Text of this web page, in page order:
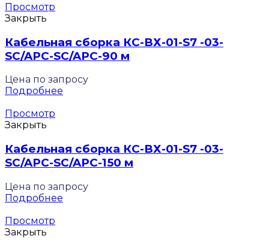
Просмотр
Закрыть
Кабельная сборка КС-ВХ-01-S7 -03-
SC/APC-SC/APC-90 м
Цена по запросу
Подробнее
Просмотр
Закрыть
Кабельная сборка КС-ВХ-01-S7 -03-
SC/APC-SC/APC-150 м
Цена по запросу
Подробнее
Просмотр
Закрыть